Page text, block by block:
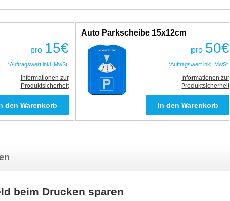
pro 15€
*Auftragswert inkl. MwSt.
Informationen zur
Produktsicherheit
Auto Parkscheibe 15x12cm
pro 50€
*Auftragswert inkl. MwSt.
Informationen zur
Produktsicherheit
beim Drucken sparen